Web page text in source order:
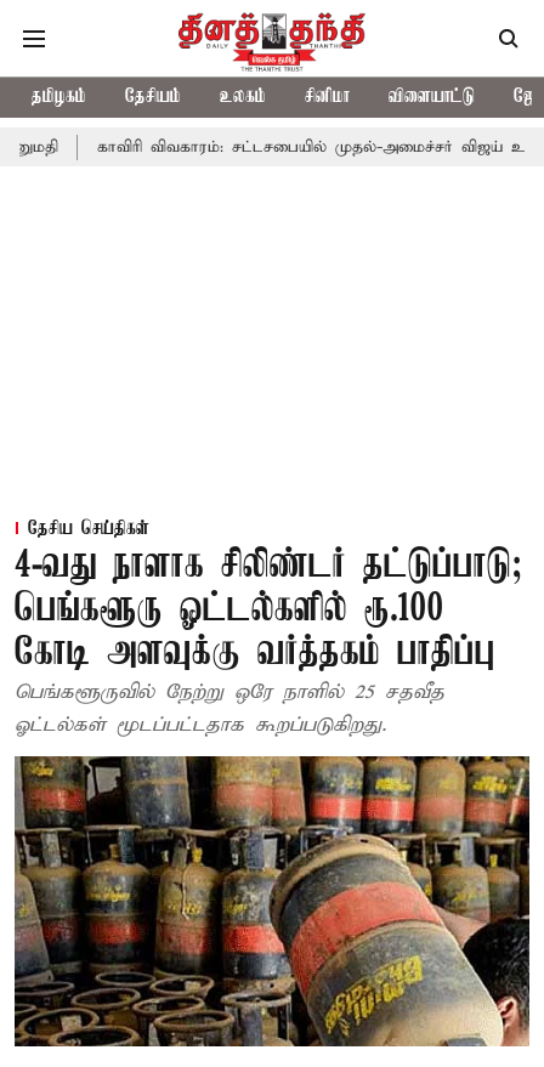
தமிழகம் தேசியம் உலகம் சினிமா விளையாட்டு
விவகாரம்: சட்டசபையில் முதல்-அமைச்சர் விஜய் உரை
தேசிய செய்திகள்
4-வது நாளாக சிலிண்டர் தட்டுப்பாடு;
பெங்களூரு ஓட்டல்களில் ரூ.100
கோடி அளவுக்கு வர்த்தகம் பாதிப்பு
பெங்களூருவில் நேற்று ஒரே நாளில் 25 சதவீத
ஓட்டல்கள் மூடப்பட்டதாக கூறப்படுகிறது.